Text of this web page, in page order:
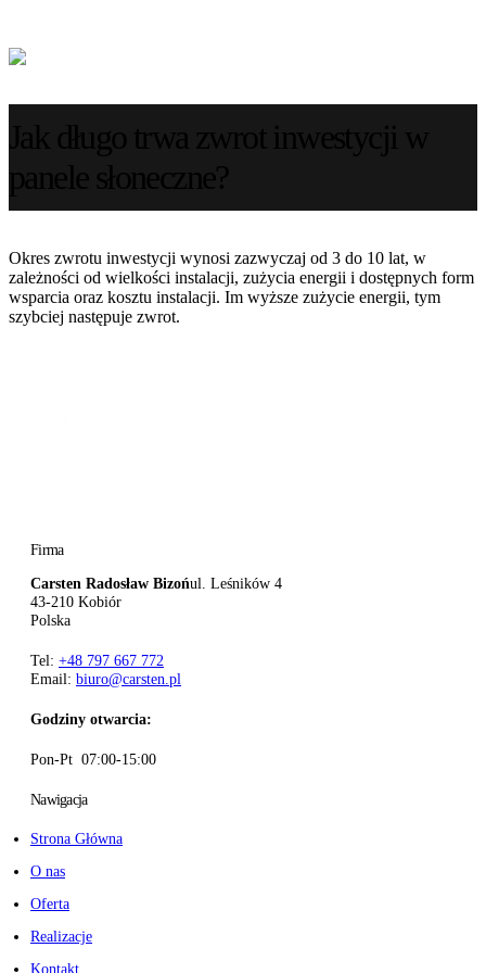
Okres zwrotu inwestycji wynosi zazwyczaj od 3 do 10 lat, w
zależności od wielkości instalacji, zużycia energii i dostępnych form
wsparcia oraz kosztu instalacji. Im wyższe zużycie energii, tym
szybciej następuje zwrot.
Firma
Carsten Radosław Bizońul. Leśników 4
43-210 Kobiór
Polska
Tel: +48 797 667 772
Email: biuro@carsten.pl
Godziny otwarcia:
Pon-Pt 07:00-15:00
Nawigacja
Strona Główna
O nas
Oferta
Realizacje
Kontakt